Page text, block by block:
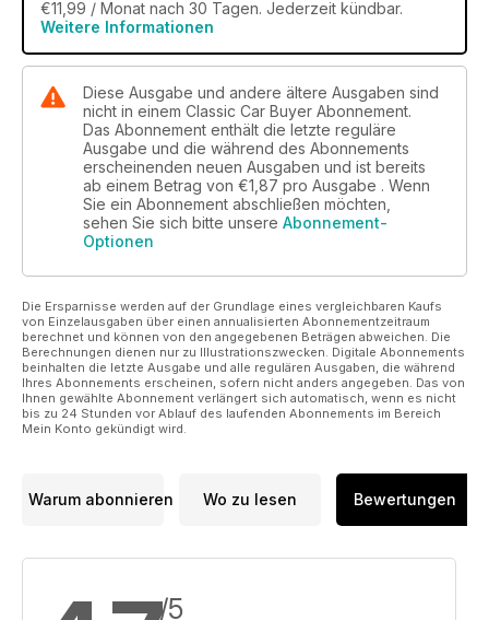
some important
necessary
to produce proof of insurance when buying a car tax disc
and, with the
closure of DVLA local offices, car clubs are to be given a
greater role in the processing of claims for ‘lost’ original
registrations.
We also welcome a new ‘columnist’ to our team from this
week – James Ruppert. James is a regular contributor to a
number of motoring magazines – classic and modern – and
The German Car Industry: My Part In Its Victory and My Mini
Cooper:
Its Part In My Breakdown.
€11,99 / Monat nach 30 Tagen. Jederzeit kündbar.
Weitere Informationen
Diese Ausgabe und andere ältere Ausgaben sind
nicht in einem Classic Car Buyer Abonnement.
Das Abonnement enthält die letzte reguläre
Ausgabe und die während des Abonnements
erscheinenden neuen Ausgaben und ist bereits
ab einem Betrag von €1,87 pro Ausgabe . Wenn
Sie ein Abonnement abschließen möchten,
sehen Sie sich bitte unsere Abonnement-
Optionen
Die Ersparnisse werden auf der Grundlage eines vergleichbaren Kaufs
von Einzelausgaben über einen annualisierten Abonnementzeitraum
berechnet und können von den angegebenen Beträgen abweichen. Die
Berechnungen dienen nur zu Illustrationszwecken. Digitale Abonnements
beinhalten die letzte Ausgabe und alle regulären Ausgaben, die während
Ihres Abonnements erscheinen, sofern nicht anders angegeben. Das von
Ihnen gewählte Abonnement verlängert sich automatisch, wenn es nicht
bis zu 24 Stunden vor Ablauf des laufenden Abonnements im Bereich
Mein Konto gekündigt wird.
Warum abonnieren Wo zu lesen Bewertungen
/5